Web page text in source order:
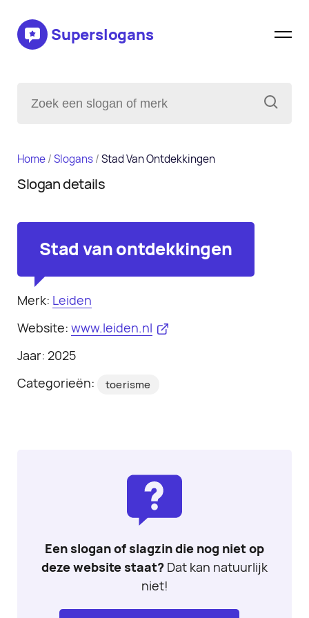
Superslogans
Home/Slogans/Stad Van Ontdekkingen
Slogan details
Stad van ontdekkingen
Merk: Leiden
Website: www.leiden.nl
Jaar: 2025
Categorieën:
toerisme
Een slogan of slagzin die nog niet op
deze website staat? Dat kan natuurlijk
niet!